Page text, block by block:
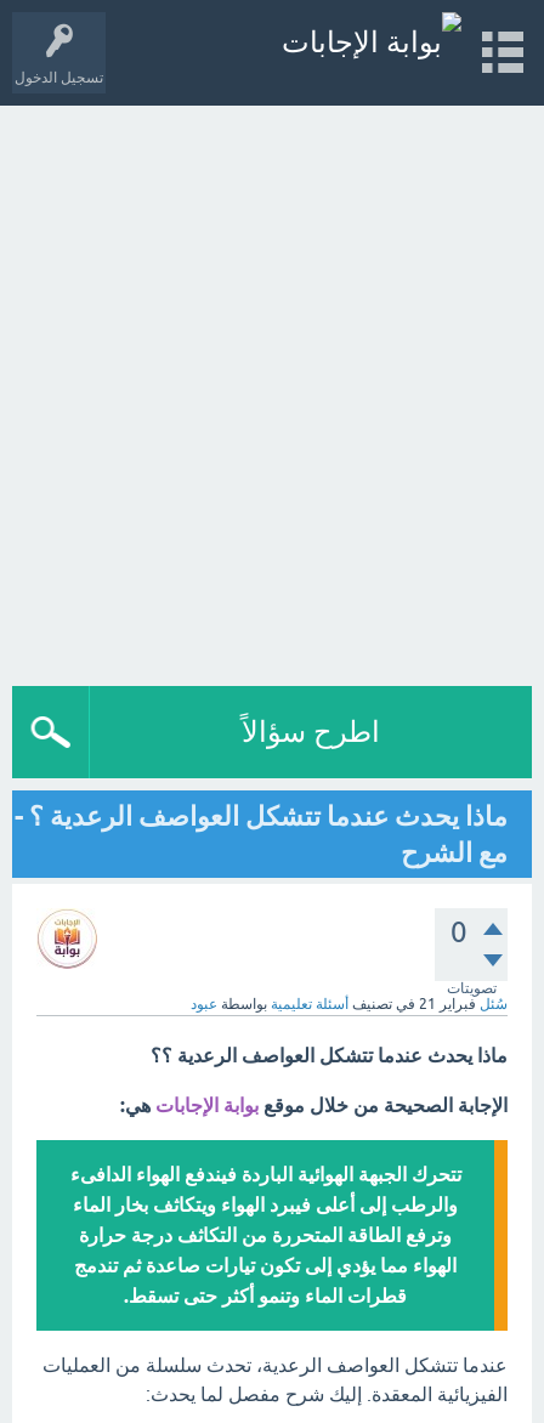
تسجيل الدخول
اطرح سؤالاً
ماذا يحدث عندما تتشكل العواصف الرعدية ؟ -
مع الشرح
0
تصويتات
سُئل فبراير 21 في تصنيف أسئلة تعليمية بواسطة عبود
ماذا يحدث عندما تتشكل العواصف الرعدية ؟؟
الإجابة الصحيحة من خلال موقع بوابة الإجابات هي:
تتحرك الجبهة الهوائية الباردة فيندفع الهواء الدافىء
والرطب إلى أعلى فيبرد الهواء ويتكاثف بخار الماء
وترفع الطاقة المتحررة من التكاثف درجة حرارة
الهواء مما يؤدي إلى تكون تيارات صاعدة ثم تندمج
قطرات الماء وتنمو أكثر حتى تسقط.
عندما تتشكل العواصف الرعدية، تحدث سلسلة من العمليات
الفيزيائية المعقدة. إليك شرح مفصل لما يحدث: